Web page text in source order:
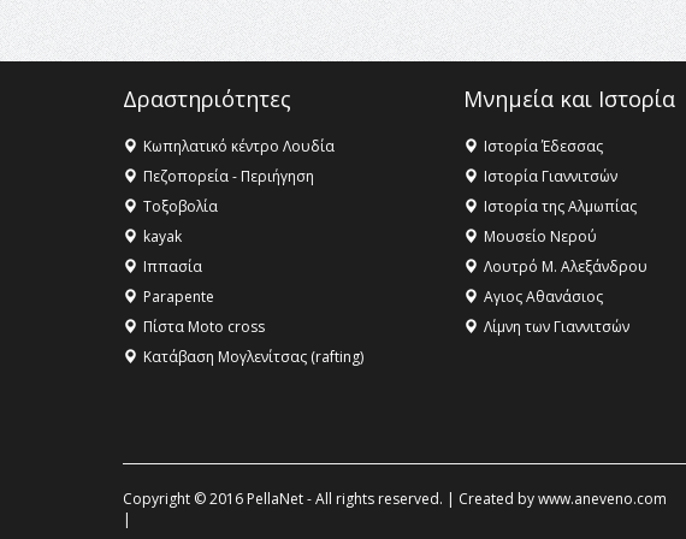
Δραστηριότητες
Κωπηλατικό κέντρο Λουδία
Πεζοπορεία - Περιήγηση
Τοξοβολία
kayak
Ιππασία
Parapente
Πίστα Moto cross
Κατάβαση Μογλενίτσας (rafting)
Μνημεία και Ιστορία
Ιστορία Έδεσσας
Ιστορία Γιαννιτσών
Ιστορία της Αλμωπίας
Μουσείο Νερού
Λουτρό Μ. Αλεξάνδρου
Αγιος Αθανάσιος
Λίμνη των Γιαννιτσών
Copyright © 2016 PellaNet - All rights reserved. | Created bywww.aneveno.com
|